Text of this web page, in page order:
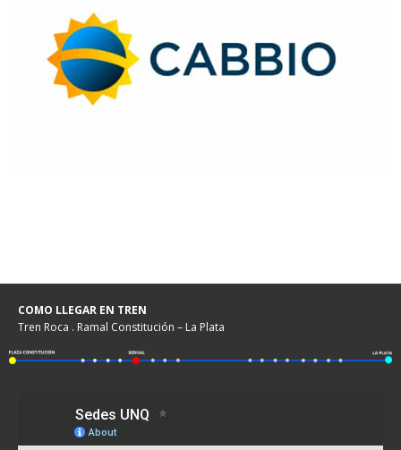
COMO LLEGAR EN TREN
Tren Roca . Ramal Constitución – La Plata